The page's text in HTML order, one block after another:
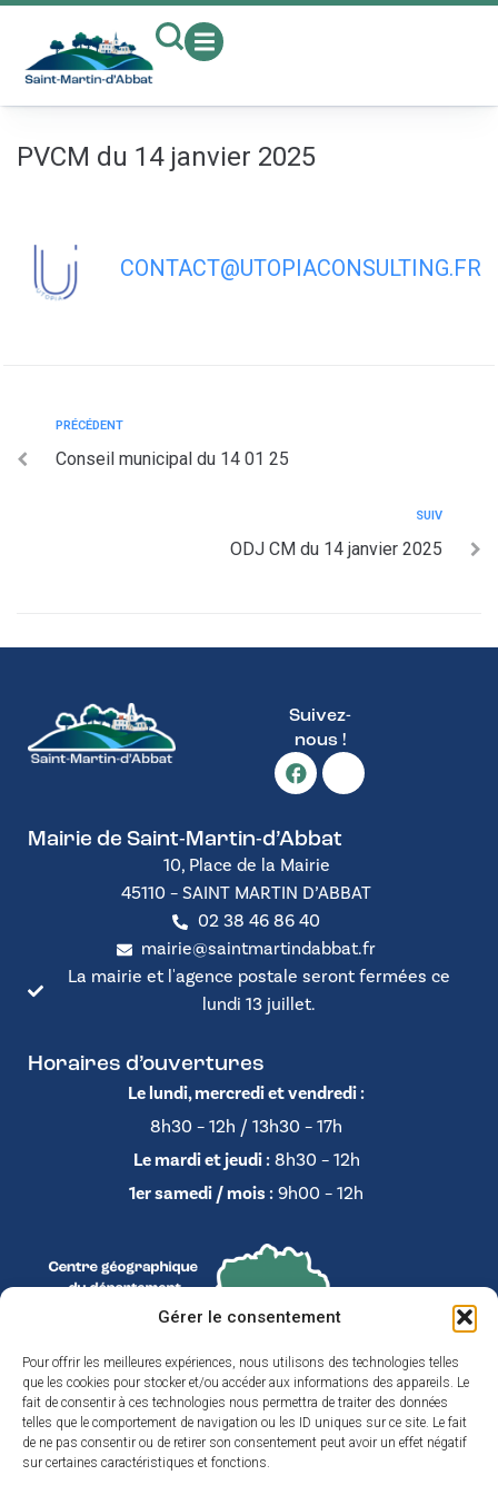
Gérer le consentement
Pour offrir les meilleures expériences, nous utilisons des technologies telles
que les cookies pour stocker et/ou accéder aux informations des appareils. Le
fait de consentir à ces technologies nous permettra de traiter des données
telles que le comportement de navigation ou les ID uniques sur ce site. Le fait
de ne pas consentir ou de retirer son consentement peut avoir un effet négatif
sur certaines caractéristiques et fonctions.
PVCM du 14 janvier 2025
CONTACT@UTOPIACONSULTING.FR
PRÉCÉDENT
Conseil municipal du 14 01 25
SUIV
ODJ CM du 14 janvier 2025
Suivez-
nous !
Mairie de Saint-Martin-d’Abbat
10, Place de la Mairie
45110 – SAINT MARTIN D’ABBAT
02 38 46 86 40
mairie@saintmartindabbat.fr
La mairie et l'agence postale seront fermées ce
lundi 13 juillet.
Horaires d’ouvertures
Le lundi, mercredi et vendredi :
8h30 – 12h / 13h30 – 17h
Le mardi et jeudi :8h30 – 12h
1er samedi / mois : 9h00 – 12h